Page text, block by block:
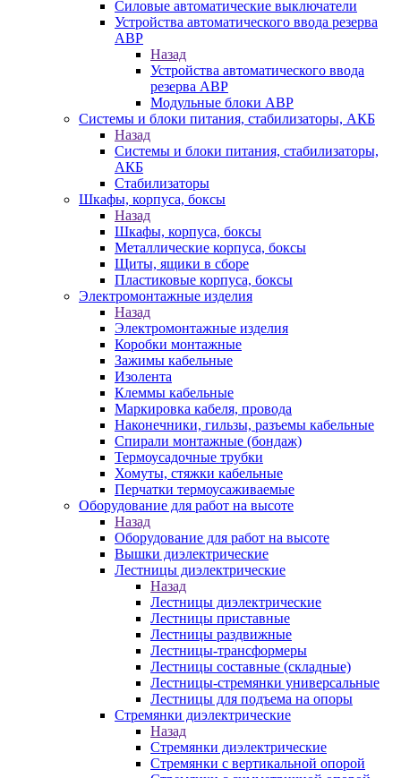
Силовые автоматические выключатели
Устройства автоматического ввода резерва
АВР
Назад
Устройства автоматического ввода
резерва АВР
Модульные блоки АВР
Системы и блоки питания, стабилизаторы, АКБ
Назад
Системы и блоки питания, стабилизаторы,
АКБ
Стабилизаторы
Шкафы, корпуса, боксы
Назад
Шкафы, корпуса, боксы
Металлические корпуса, боксы
Щиты, ящики в сборе
Пластиковые корпуса, боксы
Электромонтажные изделия
Назад
Электромонтажные изделия
Коробки монтажные
Зажимы кабельные
Изолента
Клеммы кабельные
Маркировка кабеля, провода
Наконечники, гильзы, разъемы кабельные
Спирали монтажные (бондаж)
Термоусадочные трубки
Хомуты, стяжки кабельные
Перчатки термоусаживаемые
Оборудование для работ на высоте
Назад
Оборудование для работ на высоте
Вышки диэлектрические
Лестницы диэлектрические
Назад
Лестницы диэлектрические
Лестницы приставные
Лестницы раздвижные
Лестницы-трансформеры
Лестницы составные (складные)
Лестницы-стремянки универсальные
Лестницы для подъема на опоры
Стремянки диэлектрические
Назад
Стремянки диэлектрические
Стремянки с вертикальной опорой